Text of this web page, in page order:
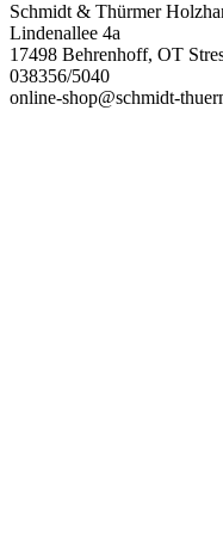
Schmidt & Thürmer
Lindenallee 4a
17498 Behrenhoff, OT
038356/5040
online-shop@schmidt-